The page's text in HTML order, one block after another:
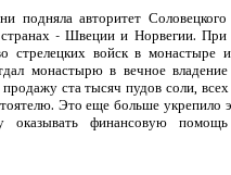
подняла авторитет
странах - Швеции и Норвегии.
стрелецких войск в
монастырю в вечное
ста тысяч пудов соли,
Это еще больше укрепило
финансовую помощь